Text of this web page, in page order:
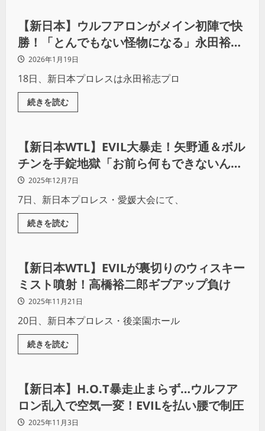
【新日本】ウルフアロンがメイン初陣で快
勝！「とんでもない怪物になる」永田裕志
が絶賛
2026年1月19日
18日、新日本プロレスは永田裕志プロ
続きを読む
プロレス
【新日本WTL】EVIL大暴走！矢野通＆ボル
チンを手錠地獄「お前ら何もできないんじ
ゃ！」
2025年12月7日
7日、新日本プロレス・愛媛大会にて、
続きを読む
プロレス
【新日本WTL】EVILが裏切りのウィスキー
ミスト噴射！高橋裕二郎ギブアップ負け
2025年11月21日
20日、新日本プロレス・後楽園ホール
続きを読む
プロレス
【新日本】H.O.T暴走止まらず…ウルフア
ロン乱入で空気一変！EVILを払い腰で制圧
2025年11月3日